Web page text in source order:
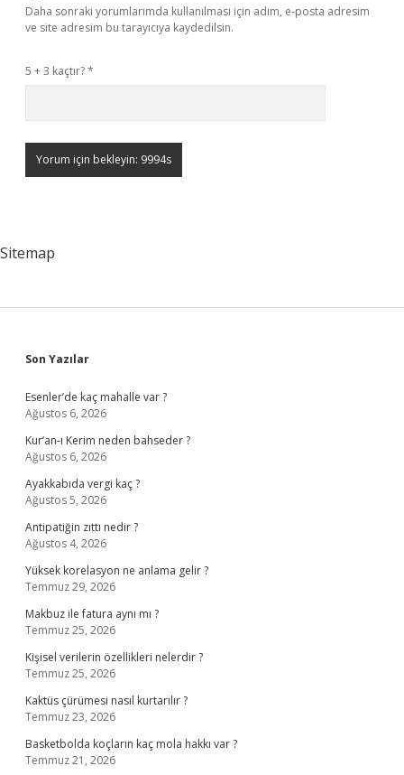
Daha sonraki yorumlarımda kullanılması için adım, e-posta adresim
ve site adresim bu tarayıcıya kaydedilsin.
5 + 3 kaçtır?*
Sitemap
Sidebar
Son Yazılar
Esenler’de kaç mahalle var ?
Ağustos 6, 2026
Kur’an-ı Kerim neden bahseder ?
Ağustos 6, 2026
Ayakkabıda vergi kaç ?
Ağustos 5, 2026
Antipatiğin zıttı nedir ?
Ağustos 4, 2026
Yüksek korelasyon ne anlama gelir ?
Temmuz 29, 2026
Makbuz ile fatura aynı mı ?
Temmuz 25, 2026
Kişisel verilerin özellikleri nelerdir ?
Temmuz 25, 2026
Kaktüs çürümesi nasıl kurtarılır ?
Temmuz 23, 2026
Basketbolda koçların kaç mola hakkı var ?
Temmuz 21, 2026